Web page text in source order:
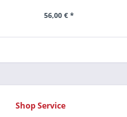
56,00 € *
Shop Service